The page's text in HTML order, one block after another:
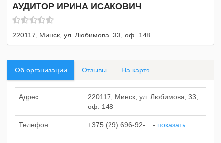
АУДИТОР ИРИНА ИСАКОВИЧ
220117, Минск, ул. Любимова, 33, оф. 148
Об организации Отзывы На карте
Адрес
220117, Минск, ул. Любимова, 33,
оф. 148
Телефон +375 (29) 696-92-... - показать